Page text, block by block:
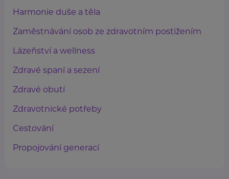
Harmonie duše a těla
Zaměstnávání osob ze zdravotním postižením
Lázeňství a wellness
Zdravé spaní a sezení
Zdravé obutí
Zdravotnické potřeby
Cestování
Propojování generací